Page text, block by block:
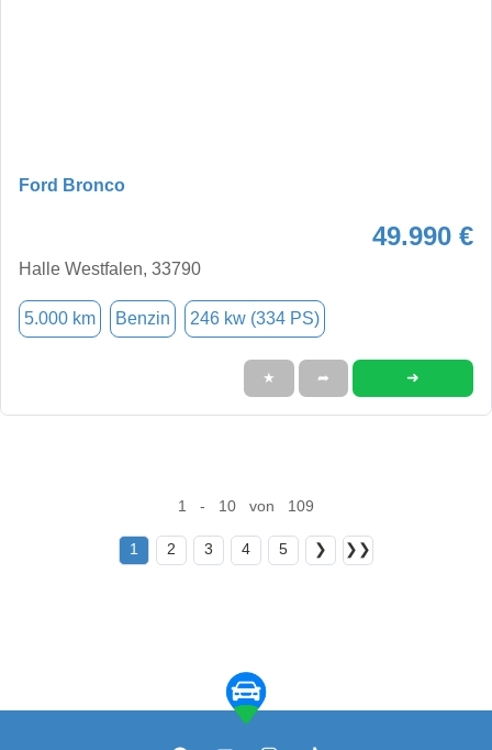
Ford Bronco
49.990 €
Halle Westfalen, 33790
5.000 km Benzin 246 kw (334 PS)
★ ➦ ➜
1 - 10 von 109
1 2 3 4 5 ❯ ❯❯